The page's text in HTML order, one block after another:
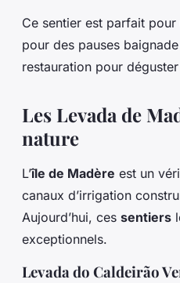
Ce sentier est parfait
pour des pauses
restauration pour
Les Levada de
nature
L’île de Madère est un
canaux d’irrigation
Aujourd’hui, ces sentiers
exceptionnels.
Levada do Caldeirão